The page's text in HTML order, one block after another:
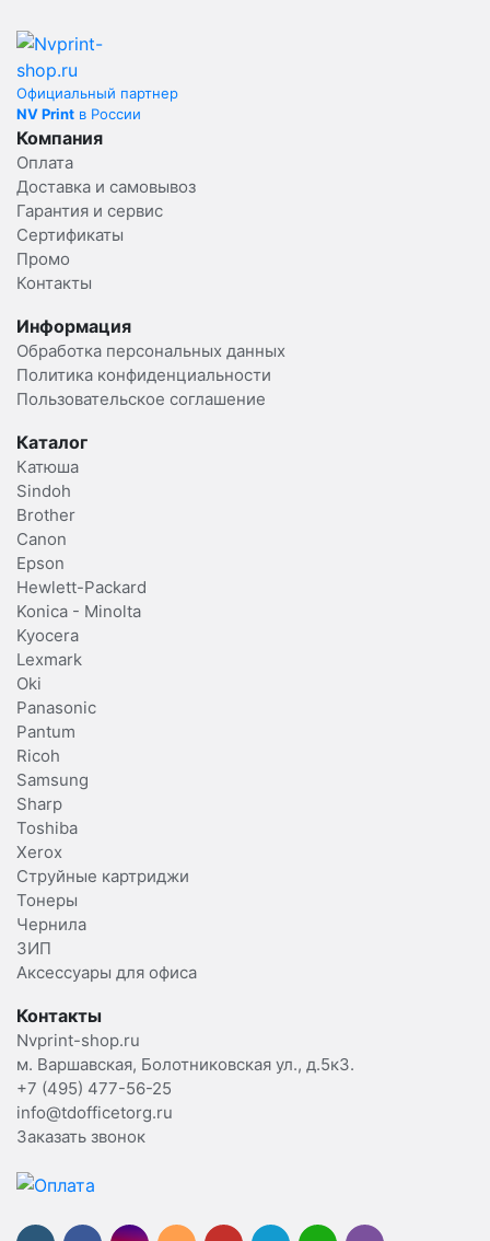
Официальный партнер
NV Print в России
Компания
Оплата
Доставка и самовывоз
Гарантия и сервис
Сертификаты
Промо
Контакты
Информация
Обработка персональных данных
Политика конфиденциальности
Пользовательское соглашение
Каталог
Катюша
Sindoh
Brother
Canon
Epson
Hewlett-Packard
Konica - Minolta
Kyocera
Lexmark
Oki
Panasonic
Pantum
Ricoh
Samsung
Sharp
Toshiba
Xerox
Струйные картриджи
Тонеры
Чернила
ЗИП
Аксессуары для офиса
Контакты
Nvprint-shop.ru
м. Варшавская, Болотниковская ул., д.5к3.
+7 (495) 477-56-25
info@tdofficetorg.ru
Заказать звонок